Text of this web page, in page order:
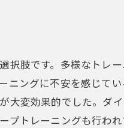
肢です。多様なトレ
ングに不安を感じて
変効果的でした。ダ
トレーニングも行わ